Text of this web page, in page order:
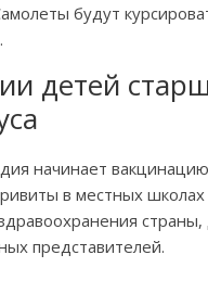
будут
детей
начинает
в местных
представителей.